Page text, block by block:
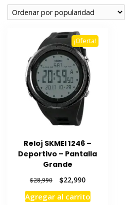
¡Oferta!
Reloj SKMEI 1246 –
Deportivo – Pantalla
Grande
$28,990
precio
original
$22,990El
precio
actual
Agregar al carrito